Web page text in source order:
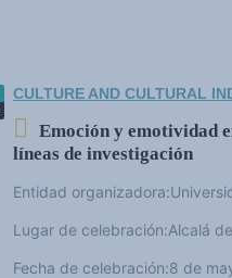
CULTURE AND CULTURAL
Emoción y emotividad
líneas de investigación
Entidad
Lugar de celebración:Alcalá
Fecha de celebración:8 de